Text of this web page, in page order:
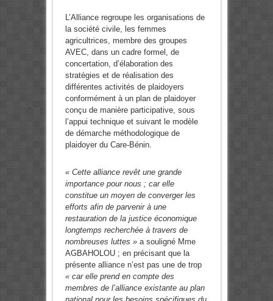
L’Alliance regroupe les organisations de
la société civile, les femmes
agricultrices, membre des groupes
AVEC, dans un cadre formel, de
concertation, d’élaboration des
stratégies et de réalisation des
différentes activités de plaidoyers
conformément à un plan de plaidoyer
conçu de manière participative, sous
l’appui technique et suivant le modèle
de démarche méthodologique de
plaidoyer du Care-Bénin.
« Cette alliance revêt une grande
importance pour nous ; car elle
constitue un moyen de converger les
efforts afin de parvenir à une
restauration de la justice économique
longtemps recherchée à travers de
nombreuses luttes »a souligné Mme
AGBAHOLOU ; en précisant que la
présente alliance n’est pas une de trop
« car elle prend en compte des
membres de l’alliance existante au plan